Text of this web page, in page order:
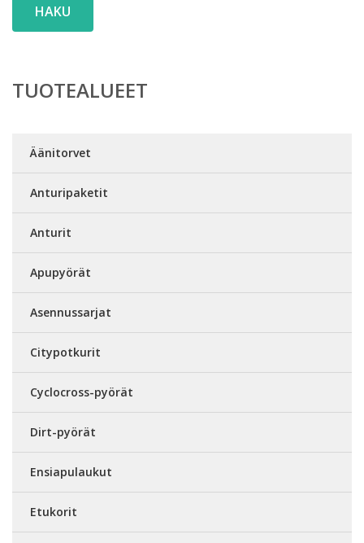
HAKU
TUOTEALUEET
Äänitorvet
Anturipaketit
Anturit
Apupyörät
Asennussarjat
Citypotkurit
Cyclocross-pyörät
Dirt-pyörät
Ensiapulaukut
Etukorit